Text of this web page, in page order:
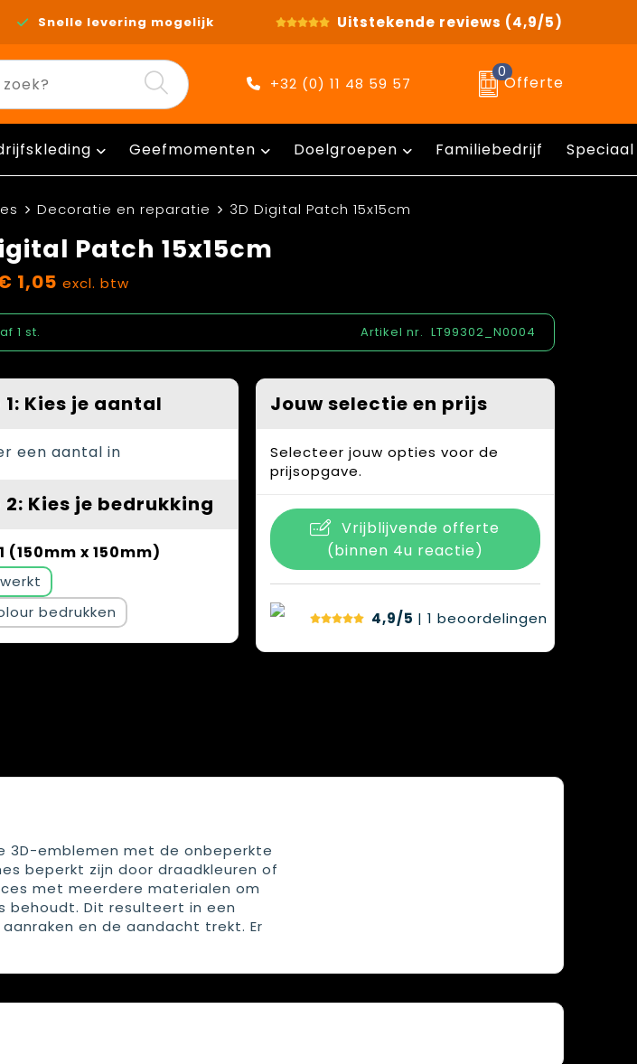
Snelle levering mogelijk Uitstekende reviews (4,9/5)
+32 (0) 11 48 59 57
0
Offerte
Geefmomenten Doelgroepen Familiebedrijf
Decoratie en reparatie 3D Digital Patch 15x15cm
Patch 15x15cm
1,05 excl. btw
1 st. Artikel nr. LT99302_N0004
Kies je aantal
een aantal in
2: Kies je bedrukking
(150mm x 150mm)
Jouw selectie en prijs
Selecteer jouw opties voor de
prijsopgave.
Vrijblijvende offerte
(binnen 4u reactie)
4,9/5 | 1 beoordelingen
emblemen met de onbeperkte
beperkt zijn door draadkleuren of
met meerdere materialen om
Dit resulteert in een
en de aandacht trekt. Er